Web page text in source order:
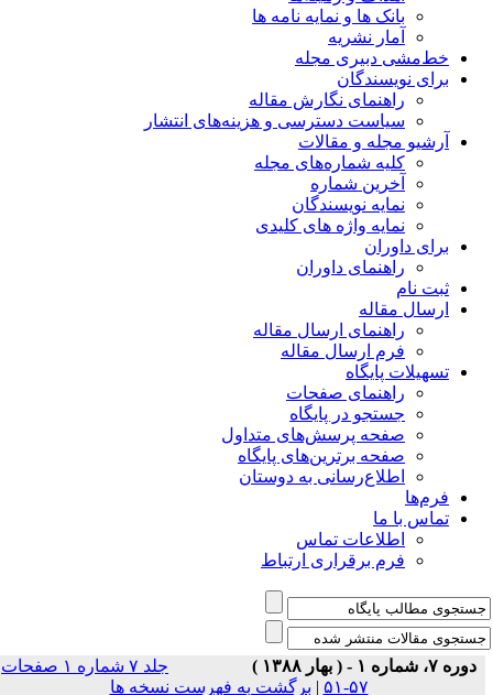
بانک ها و نمایه نامه ها
آمار نشریه
خط‌مشی دبیری مجله
برای نویسندگان
راهنمای نگارش مقاله
سیاست دسترسی و هزینه‌های انتشار
آرشیو مجله و مقالات
کلیه شماره‌های مجله
آخرین شماره
نمایه نویسندگان
نمایه واژه های کلیدی
برای داوران
راهنمای داوران
ثبت نام
ارسال مقاله
راهنمای ارسال مقاله
فرم ارسال مقاله
تسهیلات پایگاه
راهنمای صفحات
جستجو در پایگاه
صفحه پرسش‌های متداول
صفحه برترین‌های پایگاه
اطلاع‌رسانی به دوستان
فرم‌ها
تماس با ما
اطلاعات تماس
فرم برقراری ارتباط
دوره ۷، شماره ۱ - ( بهار ۱۳۸۸ )
جلد ۷ شماره ۱ صفحات
۵۷-۵۱
|برگشت به فهرست نسخه ها